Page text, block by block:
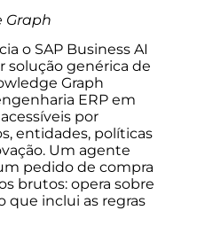
Graph
o SAP Business AI
solução genérica de
Graph
ERP em
por
entidades, políticas
Um agente
pedido de compra
brutos: opera sobre
inclui as regras